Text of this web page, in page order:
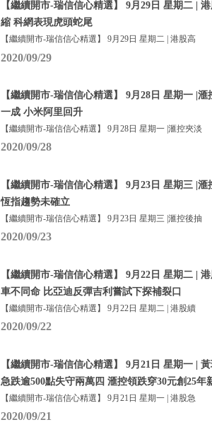
【繼續開市-瑞信信心精選】 9月29日 星期二 |
縮 科網表現虎頭蛇尾
【繼續開市-瑞信信心精選】 9月29日 星期二 | 港股高
2020/09/29
【繼續開市-瑞信信心精選】 9月28日 星期一 |
一成 小米阿里回升
【繼續開市-瑞信信心精選】 9月28日 星期一 |滙控夾淡
2020/09/28
【繼續開市-瑞信信心精選】 9月23日 星期三 |
恆指趨勢未確立
【繼續開市-瑞信信心精選】 9月23日 星期三 |滙控後抽
2020/09/23
【繼續開市-瑞信信心精選】 9月22日 星期二 |
車不同命 比亞迪反彈吉利嘗試下探補裂口
【繼續開市-瑞信信心精選】 9月22日 星期二 | 港股續
2020/09/22
【繼續開市-瑞信信心精選】 9月21日 星期一 |
急跌逾500點失守兩萬四 滙控領跌穿30元創25年
【繼續開市-瑞信信心精選】 9月21日 星期一 | 港股急
2020/09/21